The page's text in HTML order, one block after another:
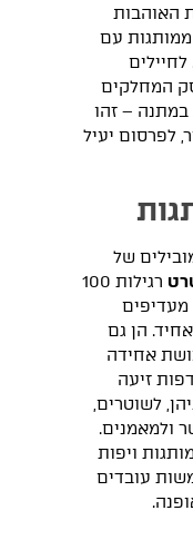
האוהבות
עם
לחיילים
המחלקים
במתנה – זהו
לפרסום יעיל
של
רגילות 100
מעדיפים
הן גם
אחידה
זיעה
לשוטרים,
ולמאמנים.
ויפות
עובדים